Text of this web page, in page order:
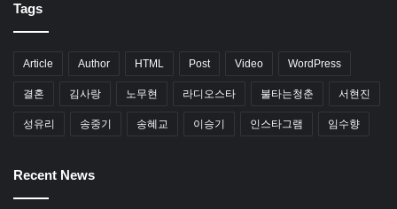
Tags
Article Author HTML Post Video WordPress
결혼 김사랑 노무현 라디오스타 불타는청춘 서현진
성유리 송중기 송혜교 이승기 인스타그램 임수향
Recent News